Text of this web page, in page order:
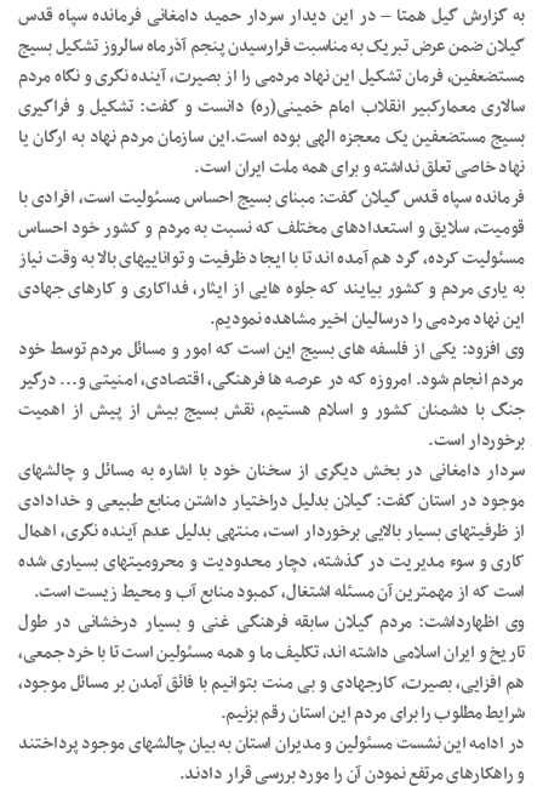
به گزارش گیل همتا – در این دیدار سردار حمید دامغانی فرمانده سپاه قدس
گیلان ضمن عرض تبریک به مناسبت فرارسیدن پنجم آذرماه سالروز تشکیل بسیج
مستضعفین، فرمان تشکیل این نهاد مردمی را از بصیرت، آینده نگری و نگاه مردم
سالاری معمارکبیر انقلاب امام خمینی(ره) دانست و گفت: تشکیل و فراگیری
بسیج مستضعفین یک معجزه الهی بوده است.این سازمان مردم نهاد به ارگان یا
نهاد خاصی تعلق نداشته و برای همه ملت ایران است.
فرمانده سپاه قدس گیلان گفت: مبنای بسیج احساس مسئولیت است، افرادی با
قومیت، سلایق و استعدادهای مختلف که نسبت به مردم و کشور خود احساس
مسئولیت کرده، گرد هم آمده اند تا با ایجاد ظرفیت و تواناییهای بالا به وقت نیاز
به یاری مردم و کشور بیایند که جلوه هایی از ایثار، فداکاری و کارهای جهادی
این نهاد مردمی را درسالیان اخیر مشاهده نمودیم.
وی افزود: یکی از فلسفه های بسیج این است که امور و مسائل مردم توسط خود
مردم انجام شود. امروزه که در عرصه ها فرهنگی، اقتصادی، امنیتی و… درگیر
جنگ با دشمنان کشور و اسلام هستیم، نقش بسیج بیش از پیش از اهمیت
برخوردار است.
سردار دامغانی در بخش دیگری از سخنان خود با اشاره به مسائل و چالشهای
موجود در استان گفت: گیلان بدلیل دراختیار داشتن منابع طبیعی و خدادادی
از ظرفیتهای بسیار بالایی برخوردار است، منتهی بدلیل عدم آینده نگری، اهمال
کاری و سوء مدیریت در گذشته، دچار محدودیت و محرومیتهای بسیاری شده
است که از مهمترین آن مسئله اشتغال، کمبود منابع آب و محیط زیست است.
وی اظهارداشت: مردم گیلان سابقه فرهنگی غنی و بسیار درخشانی در طول
تاریخ و ایران اسلامی داشته اند، تکلیف ما و همه مسئولین است تا با خرد جمعی،
هم افزایی، بصیرت، کارجهادی و بی منت بتوانیم با فائق آمدن بر مسائل موجود،
شرایط مطلوب را برای مردم این استان رقم بزنیم.
در ادامه این نشست مسئولین و مدیران استان به بیان چالشهای موجود پرداختند
و راهکارهای مرتفع نمودن آن را مورد بررسی قرار دادند.